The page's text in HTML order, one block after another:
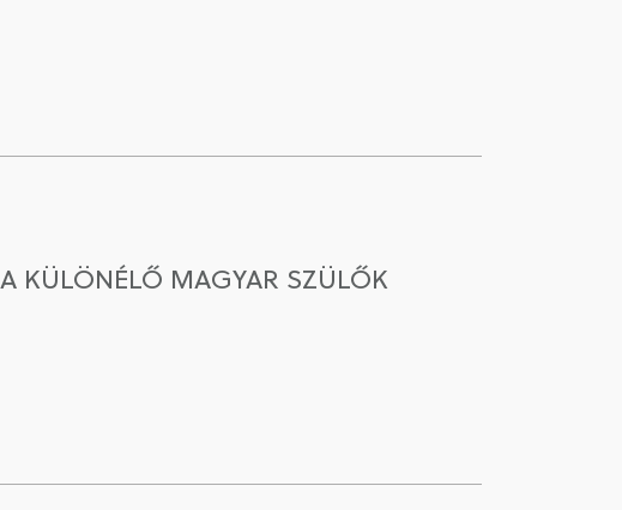
KÜLÖNÉLŐ MAGYAR SZÜLŐK